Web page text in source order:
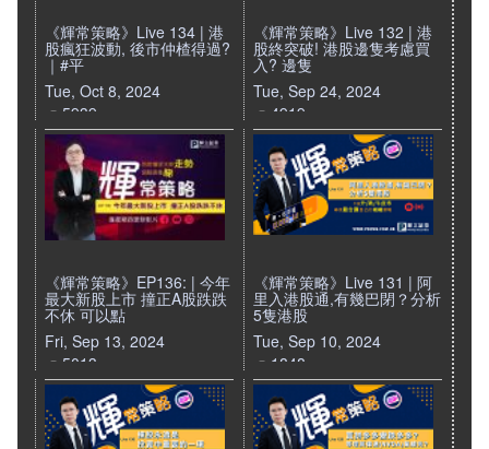
《輝常策略》Live 134 | 港
股瘋狂波動, 後市仲楂得過?
｜#平
Tue, Oct 8, 2024
5939
《輝常策略》Live 132 | 港
股終突破! 港股邊隻考慮買
入? 邊隻
Tue, Sep 24, 2024
4919
《輝常策略》EP136: | 今年
最大新股上市 撞正A股跌跌
不休 可以點
Fri, Sep 13, 2024
5013
《輝常策略》Live 131 | 阿
里入港股通,有幾巴閉？分析
5隻港股
Tue, Sep 10, 2024
1848